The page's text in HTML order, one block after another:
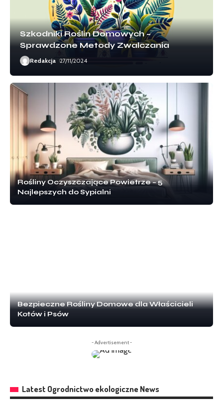
Szkodniki Roślin Domowych –
Sprawdzone Metody Zwalczania
Redakcja 27/11/2024
Rośliny Oczyszczające Powietrze – 5
Najlepszych do Sypialni
Bezpieczne Rośliny Domowe dla Właścicieli
Kotów i Psów
- Advertisement -
Latest Ogrodnictwo ekologiczne News